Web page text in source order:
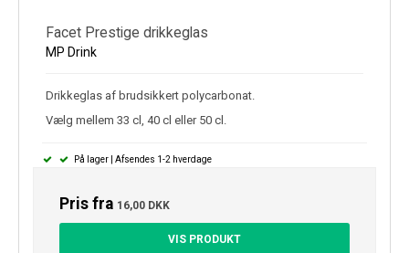
Facet Prestige drikkeglas
MP Drink
Drikkeglas af brudsikkert polycarbonat.
Vælg mellem 33 cl, 40 cl eller 50 cl.
På lager | Afsendes 1-2 hverdage
Pris fra 16,00 DKK
VIS PRODUKT